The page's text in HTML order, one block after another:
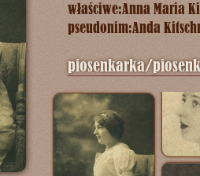
właściwe:Anna Maria
pseudonim:Anda
piosenkarka/